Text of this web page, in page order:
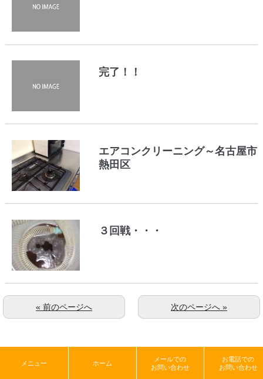
完了！！
エアコンクリーニング～名古屋市
熱田区
３回戦・・・
次のページへ »
« 前のページへ
メニュー ホーム
メールでの
お問い合わせ
お電話での
お問い合わせ